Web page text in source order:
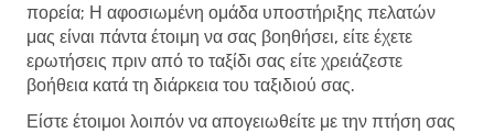
πορεία; Η αφοσιωμένη ομάδα υποστήριξης πελατών
μας είναι πάντα έτοιμη να σας βοηθήσει, είτε έχετε
ερωτήσεις πριν από το ταξίδι σας είτε χρειάζεστε
βοήθεια κατά τη διάρκεια του ταξιδιού σας.
Είστε έτοιμοι λοιπόν να απογειωθείτε με την πτήση σας